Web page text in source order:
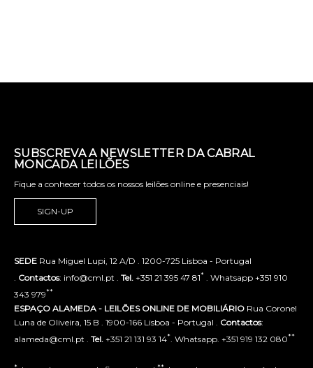
SUBSCREVA A NEWSLETTER DA CABRAL
MONCADA LEILÕES
Fique a conhecer todos os nossos leilões online e presenciais!
SIGN-UP
SEDE Rua Miguel Lupi, 12 A/D . 1200-725 Lisboa - Portugal
Contactos: info@cml.pt . Tel. +351 21 395 47 81* . Whatsapp +351 910
343 979**
ESPAÇO ALAMEDA - LEILÕES ONLINE DE MOBILIÁRIO Rua Coronel
Luna de Oliveira, 15 B . 1900-166 Lisboa - Portugal . Contactos:
alameda@cml.pt . Tel. +351 21 131 93 14* . Whatsapp. +351 919 132 080**